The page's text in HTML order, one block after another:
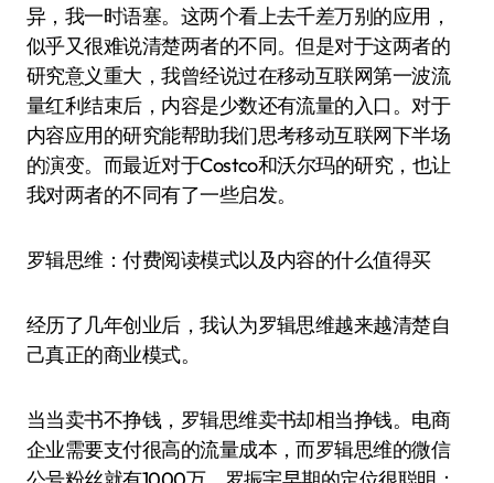
异，我一时语塞。这两个看上去千差万别的应用，
似乎又很难说清楚两者的不同。但是对于这两者的
研究意义重大，我曾经说过在移动互联网第一波流
量红利结束后，内容是少数还有流量的入口。对于
内容应用的研究能帮助我们思考移动互联网下半场
的演变。而最近对于Costco和沃尔玛的研究，也让
我对两者的不同有了一些启发。
罗辑思维：付费阅读模式以及内容的什么值得买
经历了几年创业后，我认为罗辑思维越来越清楚自
己真正的商业模式。
当当卖书不挣钱，罗辑思维卖书却相当挣钱。电商
企业需要支付很高的流量成本，而罗辑思维的微信